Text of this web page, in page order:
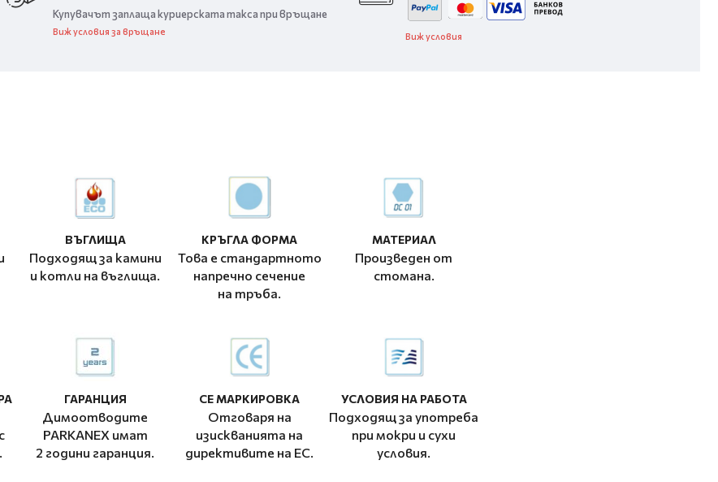
Купувачът заплаща куриерската такса при връщане
Виж условия за връщане Виж условия
ВЪГЛИЩА
Подходящ за камини
и котли на въглища.
КРЪГЛА ФОРМА
Това е стандартното
напречно сечение
на тръба.
МАТЕРИАЛ
Произведен от
стомана.
ГАРАНЦИЯ
Димоотводите
PARKANEX имат
2 години гаранция.
CE МАРКИРОВКА
Отговаря на
изискванията на
директивите на ЕС.
УСЛОВИЯ НА РАБОТА
Подходящ за употреба
при мокри и сухи
условия.